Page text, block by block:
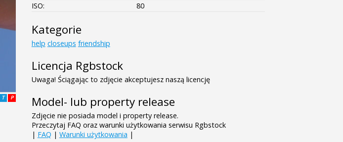
P
T
ISO:
80
Kategorie
help closeups friendship
Licencja Rgbstock
Uwaga! Ściągając to zdjęcie akceptujesz naszą licencję
Model- lub property release
Zdjęcie nie posiada model i property release.
Przeczytaj FAQ oraz warunki użytkowania serwisu Rgbstock
| FAQ | Warunki użytkowania |